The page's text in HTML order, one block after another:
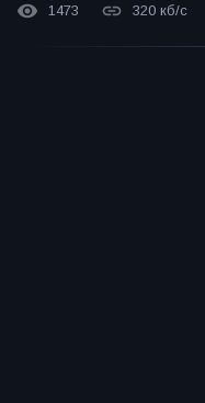
1473 320 кб/с